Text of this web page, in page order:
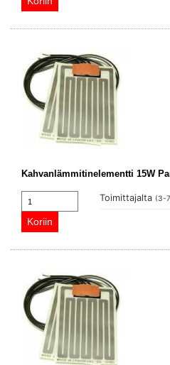
Kahvanlämmitinelementti 15W
Toimittajalta (3-